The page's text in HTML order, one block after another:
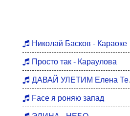
Николай Басков - Караоке
Просто так - Караулова
ДАВАЙ УЛЕТИМ Елена Темникова
Face я роняю запад